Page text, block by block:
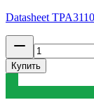
Datasheet
Купить